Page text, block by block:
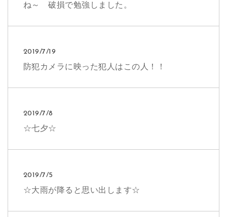
ね～ 破損で勉強しました。
2019/7/19
防犯カメラに映った犯人はこの人！！
2019/7/8
☆七夕☆
2019/7/5
☆大雨が降ると思い出します☆